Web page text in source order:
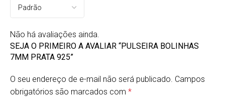
Não há avaliações ainda.
SEJA O PRIMEIRO A AVALIAR “PULSEIRA BOLINHAS
7MM PRATA 925”
O seu endereço de e-mail não será publicado. Campos
obrigatórios são marcados com *
Alternative: